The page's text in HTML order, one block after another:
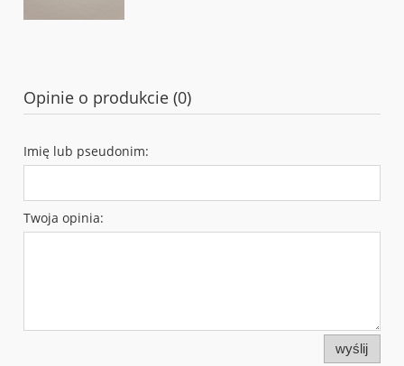
Opinie o produkcie (0)
Imię lub pseudonim:
Twoja opinia:
wyślij